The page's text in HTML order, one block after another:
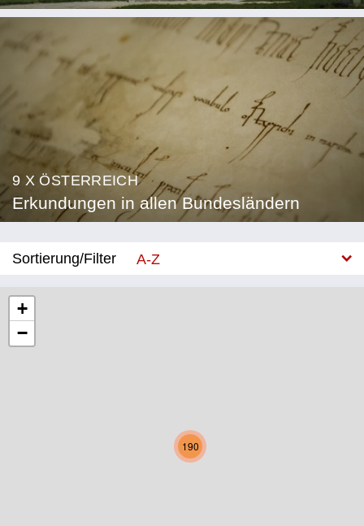
9 X ÖSTERREICH
Erkundungen in allen Bundesländern
Sortierung/Filter
A-Z
Niederösterreich
Oberösterreich
190
+
−